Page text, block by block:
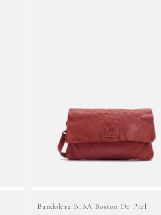
Bandolera BIBA Boston De Piel